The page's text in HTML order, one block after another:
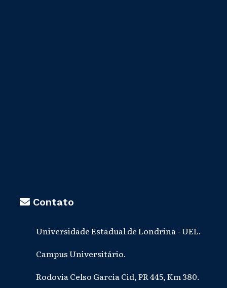
Contato
Universidade Estadual de Londrina - UEL.
Campus Universitário.
Rodovia Celso Garcia Cid, PR 445, Km 380.